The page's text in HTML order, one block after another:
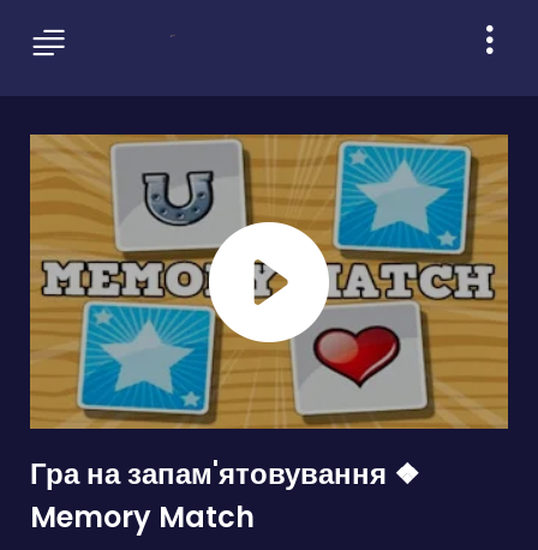
Гра на запам'ятовування ❖
Memory Match